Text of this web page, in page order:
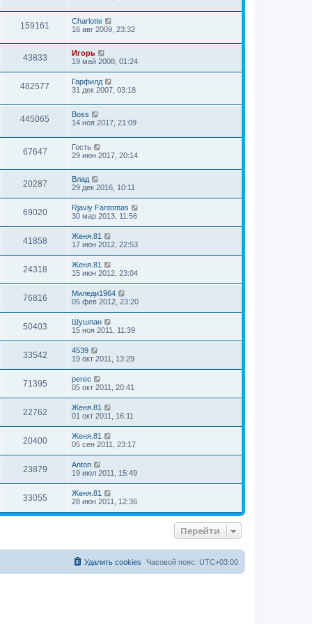
159161
Charlotte
16 авг 2009, 23:32
43833
Игорь
19 май 2008, 01:24
482577
Гарфилд
31 дек 2007, 03:18
445065
Boss
14 ноя 2017, 21:09
67647
Гость
29 июн 2017, 20:14
20287
Влад
29 дек 2016, 10:11
69020
Rjaviy Fantomas
30 мар 2013, 11:56
41858
Женя.81
17 июн 2012, 22:53
24318
Женя.81
15 июн 2012, 23:04
76816
Миледи1964
05 фев 2012, 23:20
50403
Шушпан
15 ноя 2011, 11:39
33542
4539
19 окт 2011, 13:29
71395
perec
05 окт 2011, 20:41
22762
Женя.81
01 окт 2011, 16:11
20400
Женя.81
05 сен 2011, 23:17
23879
Anton
19 июл 2011, 15:49
33055
Женя.81
28 июн 2011, 12:36
Перейти
Часовой пояс: UTC+03:00
Удалить cookies